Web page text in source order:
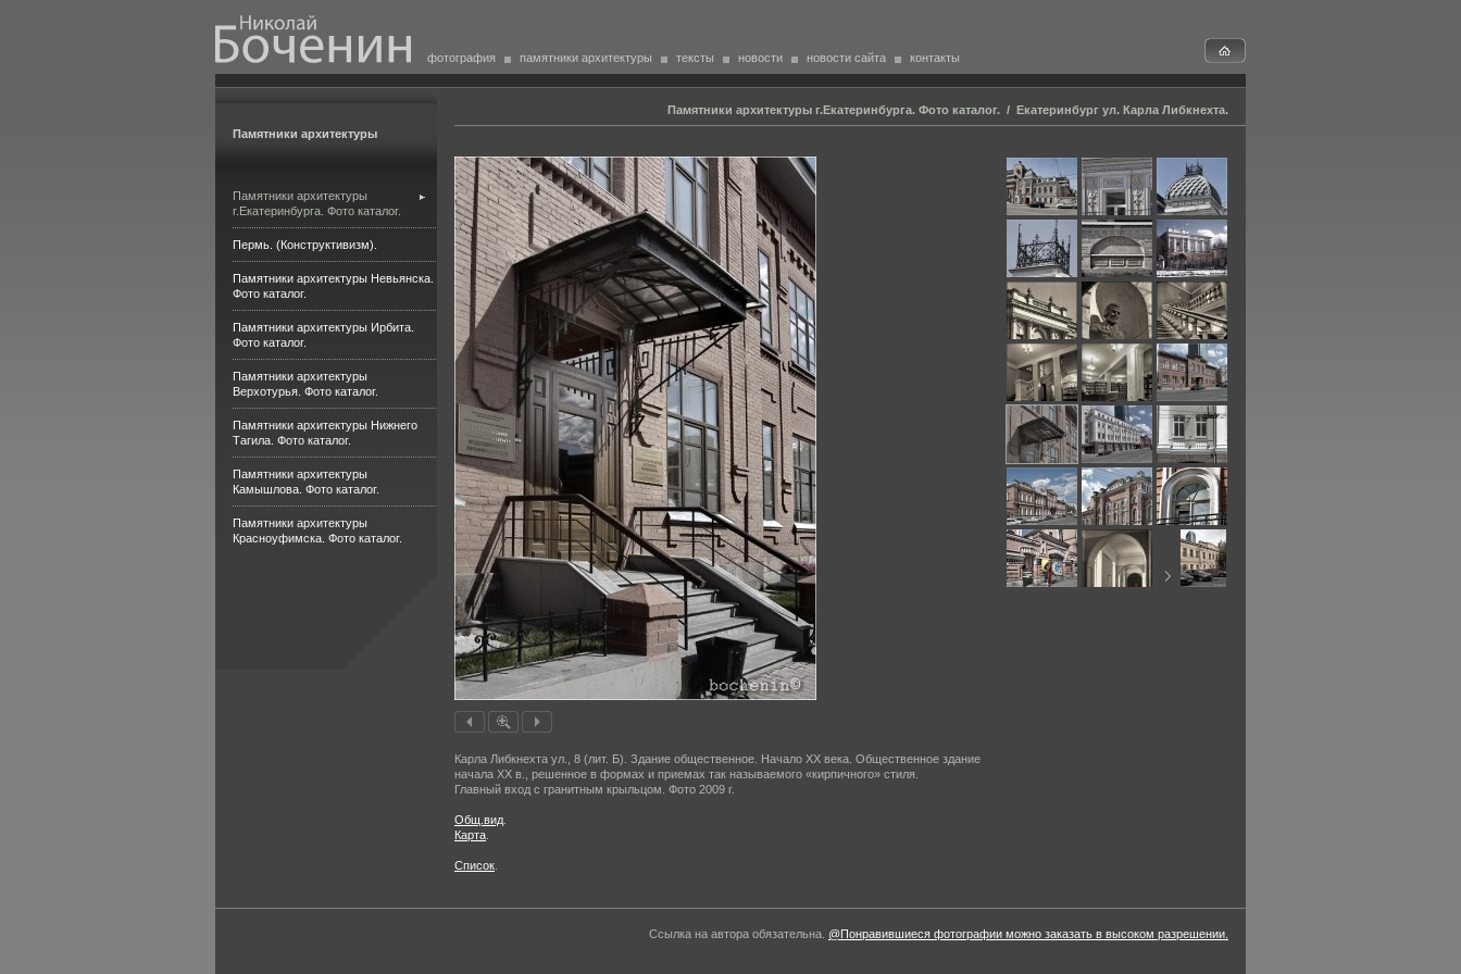
фотография памятники архитектуры тексты новости новости сайта контакты
Памятники архитектуры
Памятники архитектуры
г.Екатеринбурга. Фото каталог.
Пермь. (Конструктивизм).
Памятники архитектуры Невьянска.
Фото каталог.
Памятники архитектуры Ирбита.
Фото каталог.
Памятники архитектуры
Верхотурья. Фото каталог.
Памятники архитектуры Нижнего
Тагила. Фото каталог.
Памятники архитектуры
Камышлова. Фото каталог.
Памятники архитектуры
Красноуфимска. Фото каталог.
Памятники архитектуры г.Екатеринбурга. Фото каталог. / Екатеринбург ул. Карла Либкнехта.
Карла Либкнехта ул., 8 (лит. Б). Здание общественное. Начало XX века. Общественное здание
начала XX в., решен­ное в формах и приемах так называемого «кирпичного» стиля.
Главный вход с гранитным крыльцом. Фото 2009 г.
Общ.вид
Карта
Список
Ссылка на автора обязательна. @Понравившиеся фотографии можно заказать в высоком разрешении.